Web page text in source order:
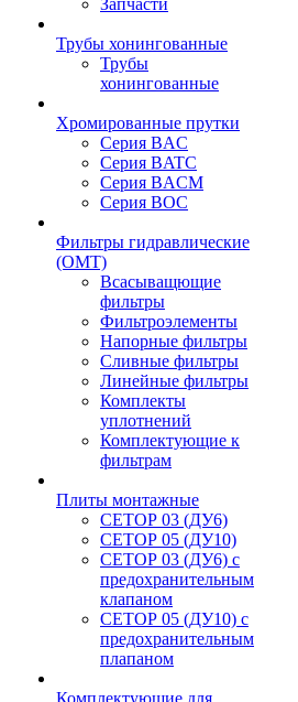
Запчасти
Трубы хонингованные
Трубы
хонингованные
Хромированные прутки
Серия BAC
Серия BATC
Серия BACM
Серия BOC
Фильтры гидравлические
(OMT)
Всасыващющие
фильтры
Фильтроэлементы
Напорные фильтры
Сливные фильтры
Линейные фильтры
Комплекты
уплотнений
Комплектующие к
фильтрам
Плиты монтажные
CЕТОР 03 (ДУ6)
CЕТОР 05 (ДУ10)
CЕТОР 03 (ДУ6) с
предохранительным
клапаном
CЕТОР 05 (ДУ10) с
предохранительным
плапаном
Комплектующие для